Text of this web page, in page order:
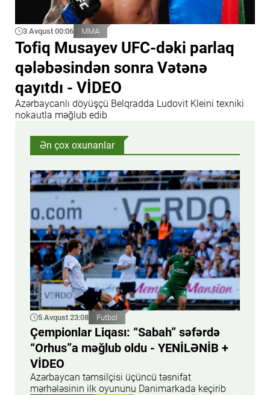
3 Avqust 00:06 MMA
Tofiq Musayev UFC-dəki parlaq
qələbəsindən sonra Vətənə
qayıtdı - VİDEO
Azərbaycanlı döyüşçü Belqradda Ludovit Kleini texniki
nokautla məğlub edib
Ən çox oxunanlar
5 Avqust 23:08 Futbol
Çempionlar Liqası: “Sabah” səfərdə
“Orhus”a məğlub oldu - YENİLƏNİB +
VİDEO
Azərbaycan təmsilçisi üçüncü təsnifat
mərhələsinin ilk oyununu Danimarkada keçirib